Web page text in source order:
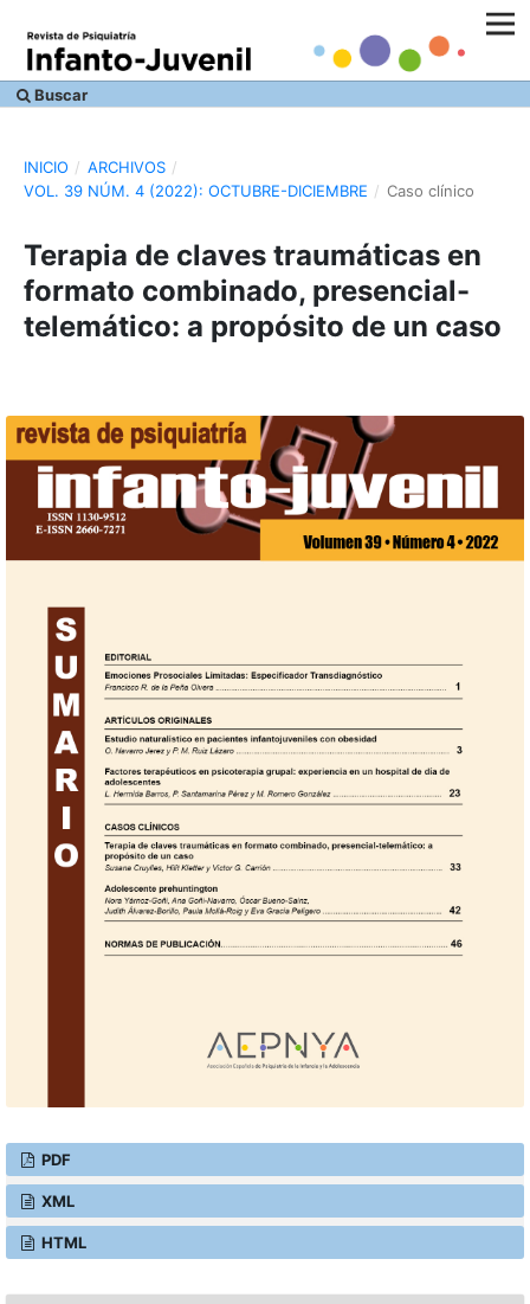
Buscar
INICIO / ARCHIVOS /
VOL. 39 NÚM. 4 (2022): OCTUBRE-DICIEMBRE / Caso clínico
Terapia de claves traumáticas en
formato combinado, presencial-
telemático: a propósito de un caso
PDF
XML
HTML